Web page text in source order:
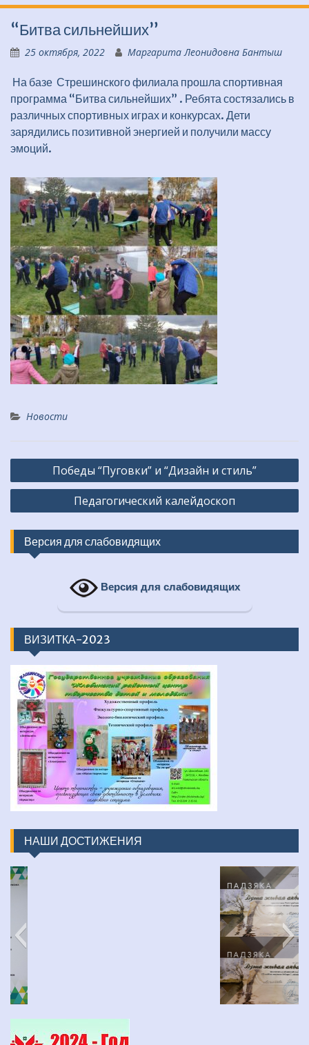
“Битва сильнейших”
25 октября, 2022 Маргарита Леонидовна Бантыш
На базе Стрешинского филиала прошла спортивная
программа “Битва сильнейших” . Ребята состязались в
различных спортивных играх и конкурсах. Дети
зарядились позитивной энергией и получили массу
эмоций.
Новости
Навигация
по
Победы “Пуговки” и “Дизайн и стиль”
Педагогический калейдоскоп
Версия для слабовидящих
Версия для слабовидящих
ВИЗИТКА-2023
НАШИ ДОСТИЖЕНИЯ